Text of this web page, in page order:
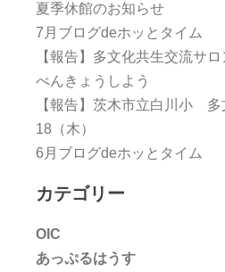
夏季休館のお知らせ
7月ブログdeホッとタイム
【報告】多文化共生交流サ
べんきょうしよう
【報告】茨木市立白川小
18（木）
6月ブログdeホッとタイム
カテゴリー
OIC
あっぷるはうす